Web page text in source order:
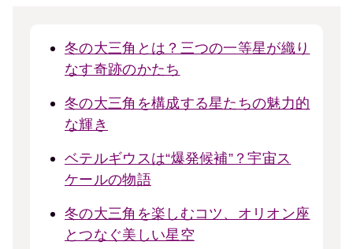
冬の大三角とは？三つの一等星が織り
なす奇跡のかたち
冬の大三角を構成する星たちの魅力的
な輝き
ベテルギウスは“爆発候補”？宇宙ス
ケールの物語
冬の大三角を楽しむコツ、オリオン座
とつなぐ美しい星空